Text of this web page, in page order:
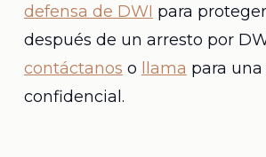
defensa de DWI para
después de un arresto por
contáctanos o llama para
confidencial.